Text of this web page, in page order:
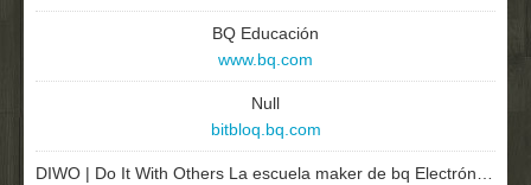
BQ Educación
www.bq.com
Null
bitbloq.bq.com